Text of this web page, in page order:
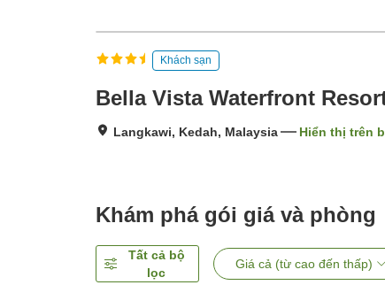
Khách sạn
Bella Vista Waterfront
Langkawi, Kedah, Malaysia Hiển thị trên
Khám phá gói giá và phòng
Tất cả bộ
lọc
Giá cả (từ cao đến thấp)